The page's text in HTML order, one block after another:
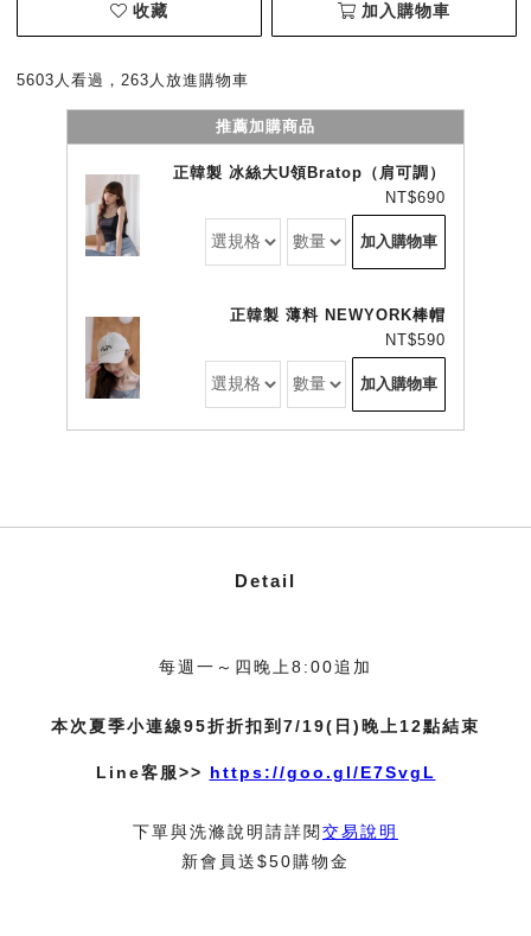
收藏 加入購物車
5603人看過，263人放進購物車
推薦加購商品
正韓製 冰絲大U領Bratop（肩可調）
NT$690
加入購物車
正韓製 薄料 NEWYORK棒帽
NT$590
加入購物車
Detail
每週一～四晚上8:00追加
本次夏季小連線95折折扣到7/19(日)晚上12點結束
Line客服>> https://goo.gl/E7SvgL
下單與洗滌說明請詳閱交易說明
新會員送$50購物金